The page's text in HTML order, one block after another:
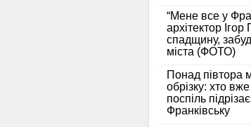
“Мене все у
архітектор
спадщину,
міста (ФОТО)
Понад півтора
обрізку: хто
поспіль
Франківську